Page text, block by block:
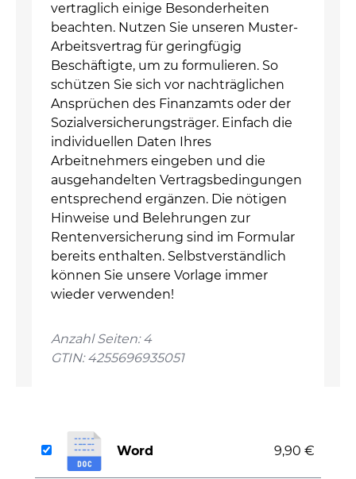
vertraglich einige Besonderheiten
beachten. Nutzen Sie unseren Muster-
Arbeitsvertrag für geringfügig
Beschäftigte, um zu formulieren. So
schützen Sie sich vor nachträglichen
Ansprüchen des Finanzamts oder der
Sozialversicherungsträger. Einfach die
individuellen Daten Ihres
Arbeitnehmers eingeben und die
ausgehandelten Vertragsbedingungen
entsprechend ergänzen. Die nötigen
Hinweise und Belehrungen zur
Rentenversicherung sind im Formular
bereits enthalten. Selbstverständlich
können Sie unsere Vorlage immer
wieder verwenden!
Anzahl Seiten: 4
GTIN: 4255696935051
Word 9,90 €